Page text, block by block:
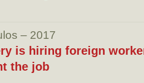
– 2017
is hiring foreign
the job